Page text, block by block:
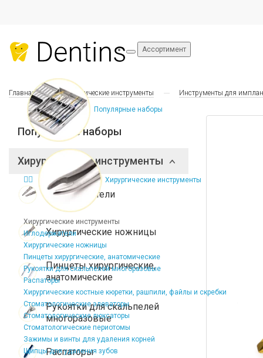
Ассортимент
Популярные наборы
Хирургические инструменты
Хирургические инструменты
Иглодержатели
Хирургические ножницы
Пинцеты хирургические, анатомические
Рукоятки для скальпелей многоразовые
Распаторы
Хирургические костные кюретки, рашпили, файлы и скребки
Стоматологические элеваторы
Стоматологические люксаторы
Стоматологические периотомы
Зажимы и винты для удаления корней
Щипцы для удаления зубов
Главная Хирургические инструменты Инструменты для
Популярные наборы
Хирургические инструменты
Иглодержатели
Хирургические ножницы
Пинцеты хирургические,
анатомические
Рукоятки для скальпелей
многоразовые
Распаторы